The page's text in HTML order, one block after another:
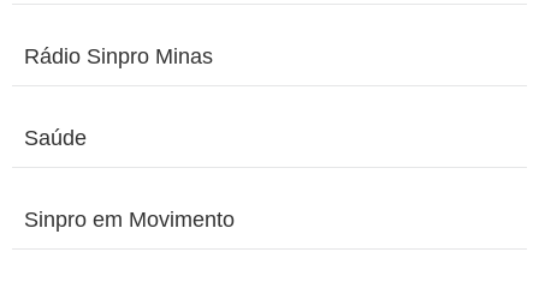
Rádio Sinpro Minas
Saúde
Sinpro em Movimento